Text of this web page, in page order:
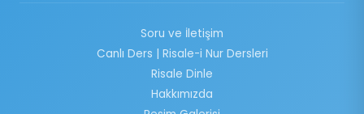
Soru ve İletişim
Canlı Ders | Risale-i Nur Dersleri
Risale Dinle
Hakkımızda